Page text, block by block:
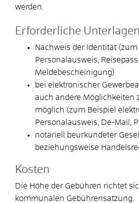
werden.
Erforderliche Unterlagen
Nachweis der Identität (zum
Personalausweis,
Meldebescheinigung)
bei elektronischer
auch andere Möglichkeiten
möglich (zum Beispiel
Personalausweis, De-Mail,
notariell beurkundeter
beziehungsweise
Kosten
Die Höhe der Gebühren richtet
kommunalen Gebührensatzung.